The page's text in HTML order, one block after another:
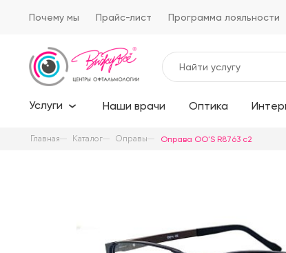
Почему мы Прайс-лист Программа лояльности
Услуги Наши врачи Оптика
Главная Каталог Оправы Оправа OO'S R8763 c2